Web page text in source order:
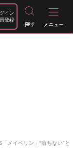
イン
登録
「メイベリン」“落ちない”と